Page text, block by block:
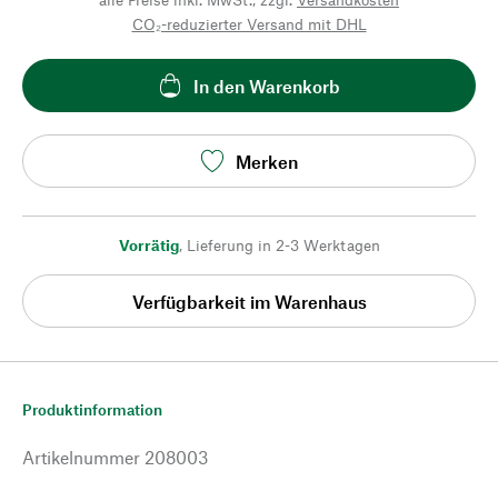
CO₂-reduzierter Versand mit DHL
In den Warenkorb
Merken
Vorrätig, Lieferung in 2-3 Werktagen
Verfügbarkeit im Warenhaus
Produktinformation
Artikelnummer 208003